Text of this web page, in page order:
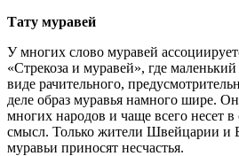
Тату муравей
У многих слово муравей
«Стрекоза и муравей», где
виде рачительного,
деле образ муравья намного шире. Он
многих народов и чаще всего несет
смысл. Только жители Швейцарии и
муравьи приносят несчастья.